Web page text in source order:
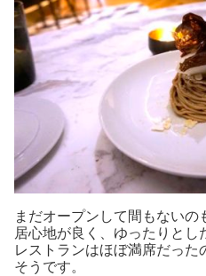
まだオープンして間もない
居心地が良く、ゆったりとし
レストランはほぼ満席だった
そうです。